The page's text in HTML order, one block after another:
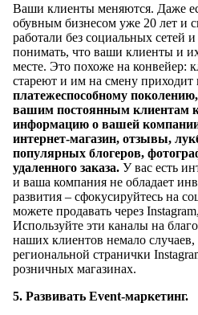
Ваши клиенты меняются. Даже
обувным бизнесом уже 20 лет и
работали без социальных сетей
понимать, что ваши клиенты и
месте. Это похоже на конвейер:
стареют и им на смену приходит
платежеспособному
вашим постоянным клиентам
информацию о вашей компании
интернет-магазин, отзывы,
популярных блогеров,
удаленного заказа. У вас есть
и ваша компания не обладает
развития – сфокусируйтесь на
можете продавать через
Используйте эти каналы на
наших клиентов немало
региональной странички
розничных магазинах.
5. Развивать Event-маркетинг.